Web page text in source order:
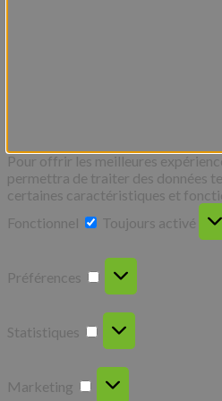
Pour offrir les meilleures
permettra de traiter des données
certaines caractéristiques et
Fonctionnel
Toujours activé
Préférences
Préférences
Statistiques
Statistiques
Marketing
Marketing